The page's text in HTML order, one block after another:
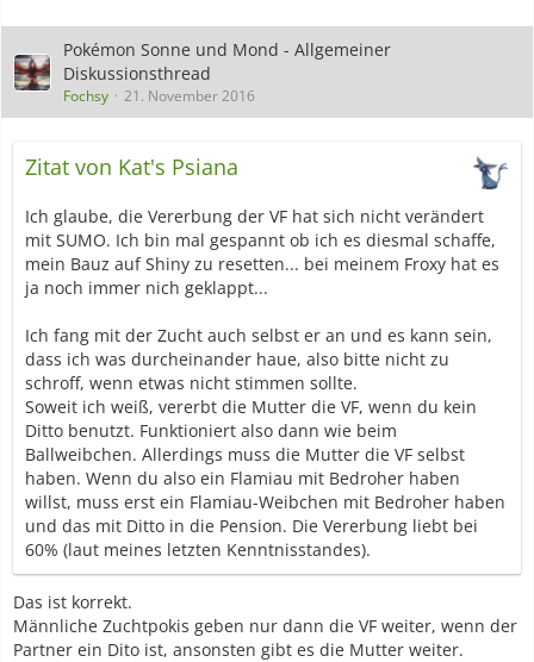
Pokémon Sonne und Mond - Allgemeiner
Diskussionsthread
Fochsy 21. November 2016
Zitat von Kat's Psiana
Ich glaube, die Vererbung der VF hat sich nicht verändert
mit SUMO. Ich bin mal gespannt ob ich es diesmal schaffe,
mein Bauz auf Shiny zu resetten... bei meinem Froxy hat es
ja noch immer nich geklappt...
Ich fang mit der Zucht auch selbst er an und es kann sein,
dass ich was durcheinander haue, also bitte nicht zu
schroff, wenn etwas nicht stimmen sollte.
Soweit ich weiß, vererbt die Mutter die VF, wenn du kein
Ditto benutzt. Funktioniert also dann wie beim
Ballweibchen. Allerdings muss die Mutter die VF selbst
haben. Wenn du also ein Flamiau mit Bedroher haben
willst, muss erst ein Flamiau-Weibchen mit Bedroher haben
und das mit Ditto in die Pension. Die Vererbung liebt bei
60% (laut meines letzten Kenntnisstandes).
Das ist korrekt.
Männliche Zuchtpokis geben nur dann die VF weiter, wenn der
Partner ein Dito ist, ansonsten gibt es die Mutter weiter.